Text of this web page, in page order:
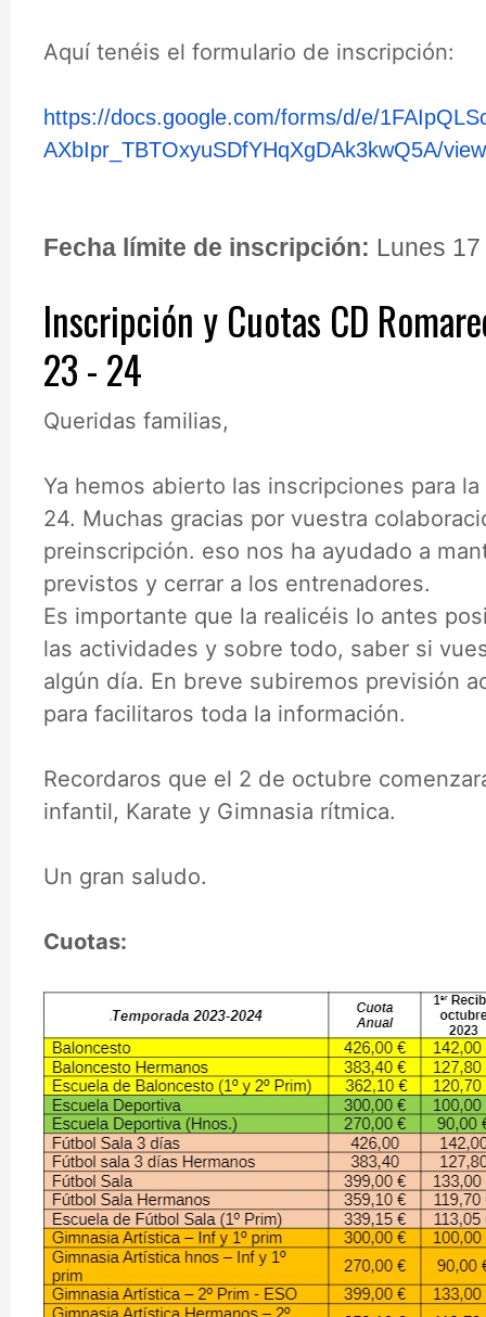
Aquí tenéis el formulario de inscripción:
https://docs.google.com/forms/d/e/
AXbIpr_ TBTOxyuSDfYHqXgDAk3kwQ5A/
Fecha límite de inscripción: Lunes
Inscripción y Cuotas CD
23 - 24
Queridas familias,
Ya hemos abierto las inscripciones para
24. Muchas gracias por vuestra
preinscripción. eso nos ha ayudado a
previstos y cerrar a los entrenadores.
Es importante que la realicéis lo antes
las actividades y sobre todo, saber si
algún día. En breve subiremos previsión
para facilitaros toda la información.
Recordaros que el 2 de octubre
infantil, Karate y Gimnasia rítmica.
Un gran saludo.
Cuotas: